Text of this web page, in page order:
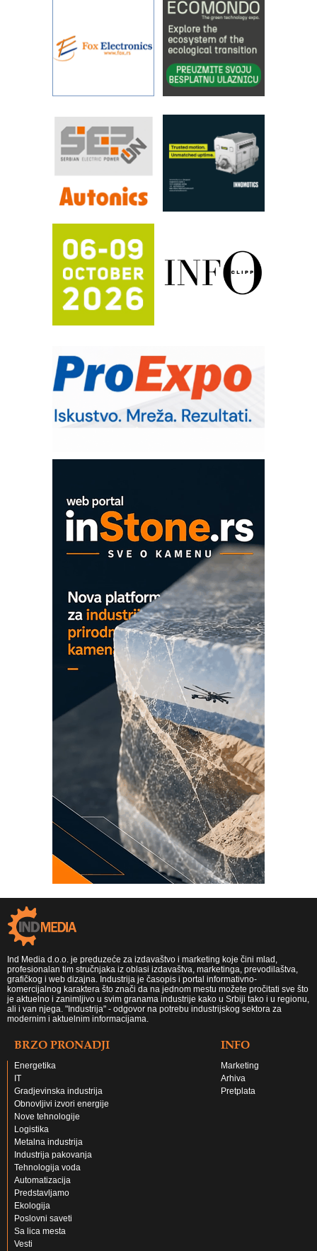
Alba d.o.o. – 35 godina preciznosti u
metrologiji i pametnim dozirnim
rešenjima
IBeRTIM - oprema za ispitivanje
STAUFF – Komponente koje
sistema
YAMADA pumpe – japanska
pouzdanost u transferu fluida
Filtration Group Industrial – Napredna
rešenja za filtraciju u hidrauličkim i
procesnim sistemima
FANUC: Najbolje za vašu pametnu
automatizaciju
Efikasno upravljanje energijom
Automatizacija pakovanja · Display
(Shelf-Ready) omotnice
Potpuna efikasnost bez složenih
Trajna oznaka kao dugoročna korist
Bezbednost na prvom mestu!
IB BLUMENAUER - više od 40 godina
poverenja u industriji
OBO sistemi mrežastih nosača kablova
Proizvodnja iC7 Hybrid 1500 VDC
mrežnog pretvarača sa tečnim
hlađenjem
Ind Media d.o.o. je preduzeće za izdavaštvo i marketing koje čini mlad,
profesionalan tim stručnjaka iz oblasi izdavaštva, marketinga, prevodilaštva,
grafičkog i web dizajna. Industrija je časopis i portal informativno-
komercijalnog karaktera što znači da na jednom mestu možete pročitati sve što
je aktuelno i zanimljivo u svim granama industrije kako u Srbiji tako i u regionu,
ali i van njega. "Industrija" - odgovor na potrebu industrijskog sektora za
modernim i aktuelnim informacijama.
BRZO PRONADJI
Energetika
IT
Gradjevinska industrija
Obnovljivi izvori energije
Nove tehnologije
Logistika
Metalna industrija
Industrija pakovanja
Tehnologija voda
Automatizacija
Predstavljamo
Ekologija
Poslovni saveti
Sa lica mesta
Vesti
INFO
Marketing
Arhiva
Pretplata